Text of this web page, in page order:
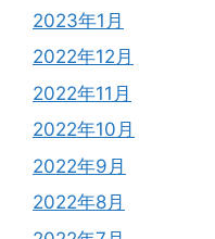
2023年1月
2022年12月
2022年11月
2022年10月
2022年9月
2022年8月